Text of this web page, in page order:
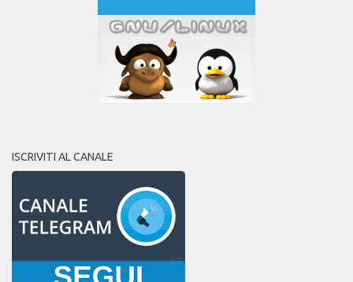
ISCRIVITI AL CANALE